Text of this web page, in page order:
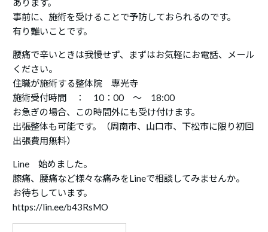
あります。
事前に、施術を受けることで予防しておられるのです。
有り難いことです。
腰痛で辛いときは我慢せず、まずはお気軽にお電話、メール
ください。
住職が施術する整体院 專光寺
施術受付時間 ： 10：00 ～ 18:00
お急ぎの場合、この時間外にも受け付けます。
出張整体も可能です。（周南市、山口市、下松市に限り初回
出張費用無料）
Line 始めました。
膝痛、腰痛など様々な痛みをLineで相談してみませんか。
お待ちしています。
https://lin.ee/b43RsMO